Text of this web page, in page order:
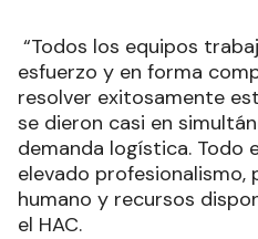
“Todos los equipos
esfuerzo y en forma
resolver exitosamente
se dieron casi en
demanda logística. Todo
elevado
humano y recursos
el HAC.